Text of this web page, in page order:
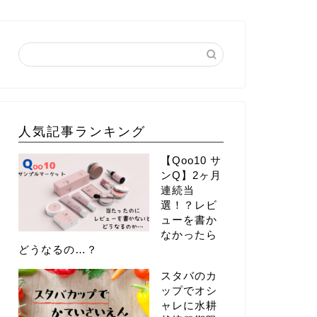
人気記事ランキング
【Qoo10 サ
ンQ】2ヶ月
連続当
選！？レビ
ューを書か
なかったら
どうなるの…？
スタバのカ
ップでオシ
ャレに水耕